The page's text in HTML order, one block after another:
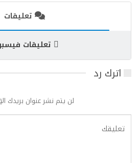
تعليقات
تعليقات
اترك رد
لن يتم نشر عنوان بريدك